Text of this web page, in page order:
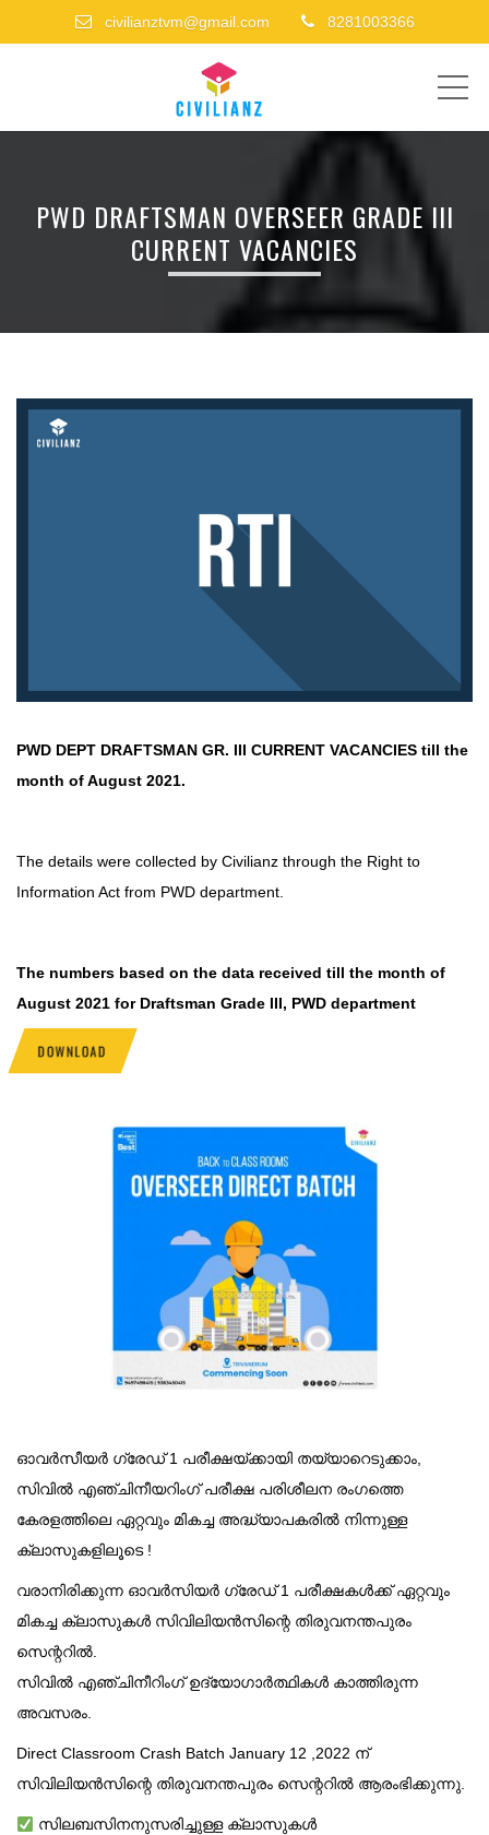
civilianztvm@gmail.com 8281003366
PWD DRAFTSMAN OVERSEER GRADE III
CURRENT VACANCIES
PWD DEPT DRAFTSMAN GR. III CURRENT VACANCIES till the
month of August 2021.
The details were collected by Civilianz through the Right to
Information Act from PWD department.
The numbers based on the data received till the month of
August 2021 for Draftsman Grade III, PWD department
DOWNLOAD
ഓവർസീയർ ഗ്രേഡ് 1 പരീക്ഷയ്ക്കായി തയ്യാറെടുക്കാം,
സിവിൽ എഞ്ചിനീയറിംഗ് പരീക്ഷ പരിശീലന രംഗത്തെ
കേരളത്തിലെ ഏറ്റവും മികച്ച അദ്ധ്യാപകരിൽ നിന്നുള്ള
ക്ലാസുകളിലൂടെ !
വരാനിരിക്കുന്ന ഓവർസിയർ ഗ്രേഡ് 1 പരീക്ഷകൾക്ക് ഏറ്റവും
മികച്ച ക്ലാസുകൾ സിവിലിയൻസിന്റെ തിരുവനന്തപുരം
സെന്ററിൽ.
സിവിൽ എഞ്ചിനീറിംഗ് ഉദ്യോഗാർത്ഥികൾ കാത്തിരുന്ന
അവസരം.
Direct Classroom Crash Batch January 12 ,2022 ന്
സിവിലിയൻസിന്റെ തിരുവനന്തപുരം സെന്ററിൽ ആരംഭിക്കുന്നു.
സിലബസിനനുസരിച്ചുള്ള ക്ലാസുകൾ